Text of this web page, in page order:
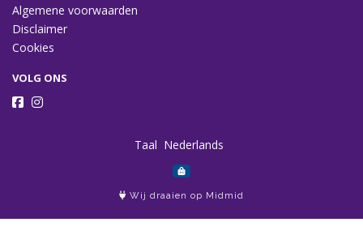
Algemene voorwaarden
Disclaimer
Cookies
VOLG ONS
Taal
Wij draaien op Midmid